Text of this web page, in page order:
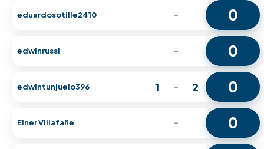
eduardosotille2410 - 0
edwinrussi - 0
edwintunjuelo396 1 - 2 0
Einer Villafañe - 0